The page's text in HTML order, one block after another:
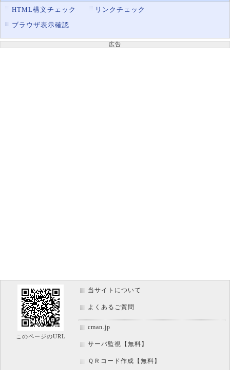
border-image 画像を使った罫線の表示
border-image-outset
border-image-repeat 画像ボーダーの繰り返し方法
HTML構文チェック
リンクチェック
ブラウザ表示確認
広告
このページのURL
当サイトについて
よくあるご質問
cman.jp
サーバ監視【無料】
ＱＲコード作成【無料】